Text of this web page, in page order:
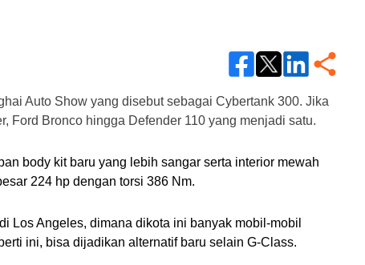
Auto Show yang disebut sebagai Cybertank 300. Jika
Ford Bronco hingga Defender 110 yang menjadi satu.
body kit baru yang lebih sangar serta interior mewah
224 hp dengan torsi 386 Nm.
Los Angeles, dimana dikota ini banyak mobil-mobil
ini, bisa dijadikan alternatif baru selain G-Class.